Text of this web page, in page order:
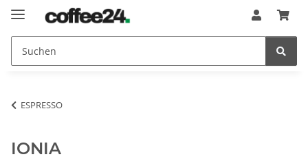
ESPRESSO
IONIA